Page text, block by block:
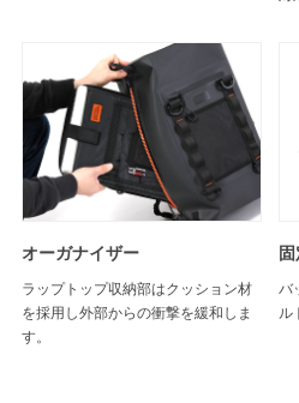
オーガナイザー
ラップトップ収納部はクッション材
を採用し外部からの衝撃を緩和しま
す。
バ
ル